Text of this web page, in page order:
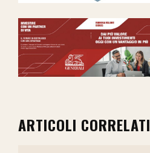
ARTICOLI CORRELATI